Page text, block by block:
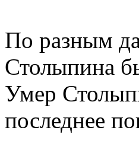
По разным
Столыпина
Умер
последнее